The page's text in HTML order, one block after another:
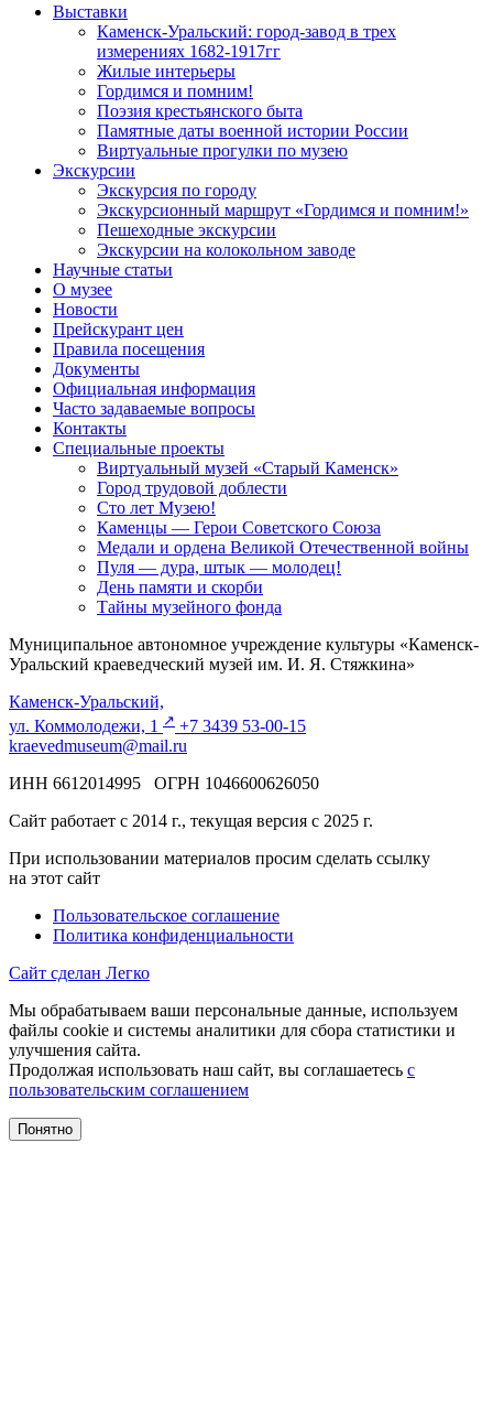
Выставки
Каменск-Уральский: город-завод в трех
измерениях 1682-1917гг
Жилые интерьеры
Гордимся и помним!
Поэзия крестьянского быта
Памятные даты военной истории России
Виртуальные прогулки по музею
Экскурсии
Экскурсия по городу
Экскурсионный маршрут «Гордимся и помним!»
Пешеходные экскурсии
Экскурсии на колокольном заводе
Научные статьи
О музее
Новости
Прейскурант цен
Правила посещения
Документы
Официальная информация
Часто задаваемые вопросы
Контакты
Специальные проекты
Виртуальный музей «Старый Каменск»
Город трудовой доблести
Сто лет Музею!
Каменцы — Герои Советского Союза
Медали и ордена Великой Отечественной войны
Пуля — дура, штык — молодец!
День памяти и скорби
Тайны музейного фонда
Муниципальное автономное учреждение культуры «Каменск-
Уральский краеведческий музей им. И. Я. Стяжкина»
Каменск-Уральский,
ул. Коммолодежи, 1 ↗️ +7 3439 53-00-15
kraevedmuseum@mail.ru
ИНН 6612014995 ОГРН 1046600626050
Сайт работает с 2014 г., текущая версия с 2025 г.
При использовании материалов просим сделать ссылку
на этот сайт
Пользовательское соглашение
Политика конфиденциальности
Сайт сделан Легко
Мы обрабатываем ваши персональные данные, используем
файлы cookie и системы аналитики для сбора статистики и
улучшения сайта.
Продолжая использовать наш сайт, вы соглашаетесь с
пользовательским соглашением
Понятно